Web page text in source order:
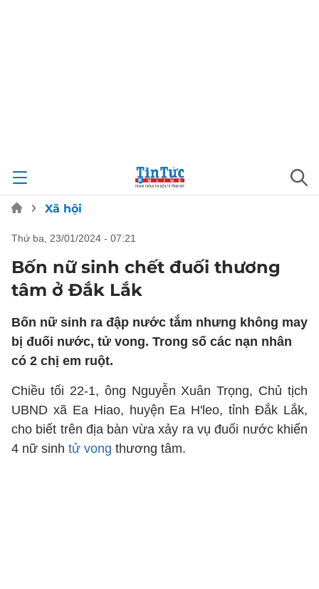
Xã hội
thứ ba, 23/01/2024 - 07:21
Bốn nữ sinh chết đuối thương
tâm ở Đắk Lắk
Bốn nữ sinh ra đập nước tắm nhưng không may
bị đuối nước, tử vong. Trong số các nạn nhân
có 2 chị em ruột.
Chiều tối 22-1, ông Nguyễn Xuân Trọng, Chủ tịch
UBND xã Ea Hiao, huyện Ea H'leo, tỉnh Đắk Lắk,
cho biết trên địa bàn vừa xảy ra vụ đuối nước khiến
4 nữ sinh tử vong thương tâm.